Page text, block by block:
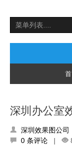
深圳办公室
深圳效果图公司
0 条评论 |